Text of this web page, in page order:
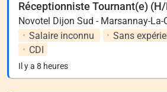
Réceptionniste Tournant(e)
Novotel Dijon Sud - Marsannay-La-
Salaire inconnu
Sans
CDI
Il y a 8 heures